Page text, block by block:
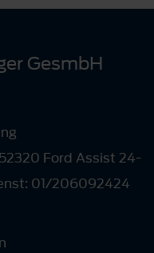
GesmbH
Ford Assist 24-
01/206092424